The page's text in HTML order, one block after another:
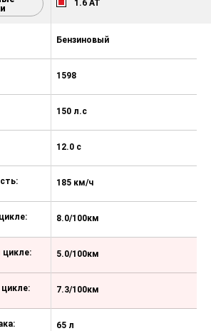
запасное колесо
рулевого
рулевое
с кожаной отделкой
подлокотник,
по высоте
заднего ряда с двумя
заднего ряда
в пропорции
лыж в спинке заднего
всех
1.6 АТ
цикле:
Бензиновый
1598
150 л.с
12.0 с
185 км/ч
8.0/100км
5.0/100км
7.3/100км
65 л